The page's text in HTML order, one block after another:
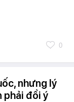
0
nhưng lý
phải đổi ý